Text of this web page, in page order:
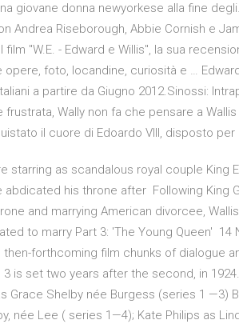
giovane donna newyorkese alla fine
Andrea Riseborough, Abbie Cornish e
''W.E. - Edward e Willis'', la sua
foto, locandine, curiosità e …
a partire da Giugno 2012.Sinossi:
frustrata, Wally non fa che pensare a
il cuore di Edoardo VIII, disposto
starring as scandalous royal couple King
his throne after Following King
and marrying American divorcee,
to marry Part 3: 'The Young Queen' 14
forthcoming film chunks of dialogue
3 is set two years after the second, in
Grace Shelby née Burgess (series 1 —3)
née Lee ( series 1—4); Kate Philips as